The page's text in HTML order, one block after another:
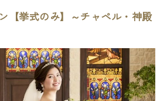
【挙式のみ】～チャペル・神殿